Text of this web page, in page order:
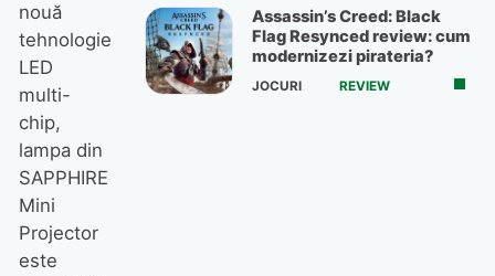
nouă
tehnologie
LED
multi-
chip,
lampa din
SAPPHIRE
Mini
Projector
este
Assassin’s Creed: Black
Flag Resynced review: cum
modernizezi pirateria?
JOCURI REVIEW